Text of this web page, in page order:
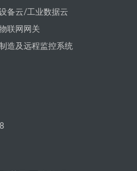
备云/工业数据云
联网网关
造及远程监控系统